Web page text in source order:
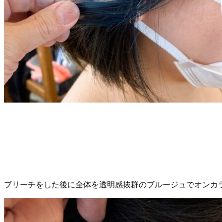
ブリーチをした後に全体を透明感抜群のブルージュでオンカ